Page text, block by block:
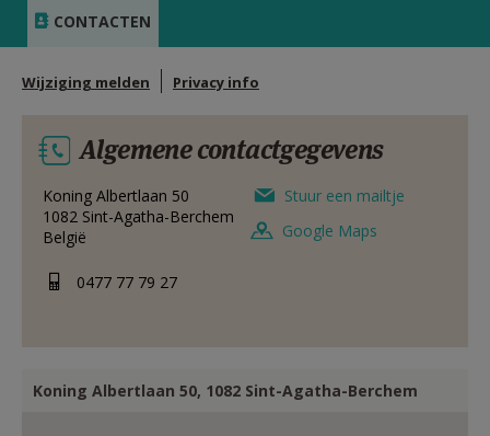
VIERINGEN
SHOP
ZOEKEN
MIJN PAROCHIE
AANMELDEN OF REGISTREREN
CONTACTEN
Wijziging melden Privacy info
Algemene contactgegevens
Koning Albertlaan 50
1082 Sint-Agatha-Berchem
België
0477 77 79 27
Stuur een mailtje
Google Maps
Koning Albertlaan 50, 1082 Sint-Agatha-Berchem